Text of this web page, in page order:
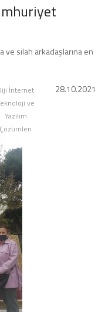
ve silah arkadaşlarına en
28.10.2021
İnternet
ve
Yazılım
Çözümleri